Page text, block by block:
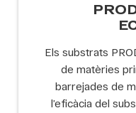
Els substrats
de matèries
barrejades de
l’eficàcia del